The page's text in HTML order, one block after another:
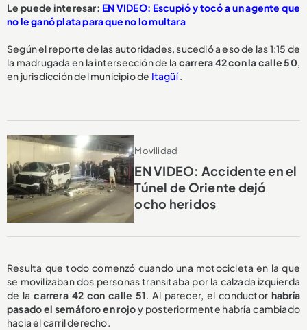
Le puede interesar: EN VIDEO: Escupió y tocó a un agente que
no le ganó plata para que no lo multara
Según el reporte de las autoridades, sucedió a eso de las 1:15 de
la madrugada en la intersección de la carrera 42 con la calle 50,
en jurisdicción del municipio de Itagüí.
Movilidad
EN VIDEO: Accidente en el
Túnel de Oriente dejó
ocho heridos
Resulta que todo comenzó cuando una motocicleta en la que
se movilizaban dos personas transitaba por la calzada izquierda
de lacarrera 42 con calle 51. Al parecer, el conductor habría
pasado el semáforo en rojoy posteriormente habría cambiado
hacia el carril derecho.